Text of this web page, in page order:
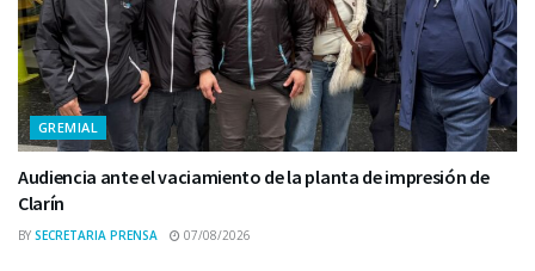
GREMIAL
Audiencia ante el vaciamiento de la planta de impresión de
Clarín
BY SECRETARIA PRENSA 07/08/2026